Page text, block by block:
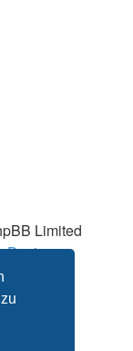
Limited
Design